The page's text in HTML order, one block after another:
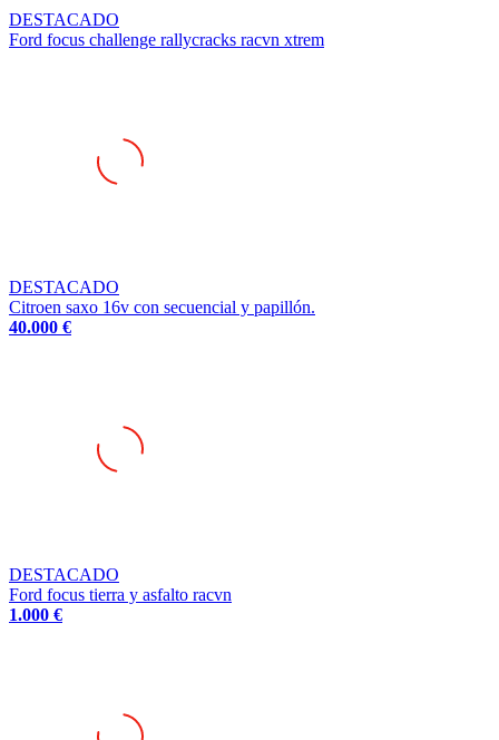
DESTACADO
Ford focus challenge rallycracks racvn xtrem
DESTACADO
Citroen saxo 16v con secuencial y papillón.
40.000 €
DESTACADO
Ford focus tierra y asfalto racvn
1.000 €